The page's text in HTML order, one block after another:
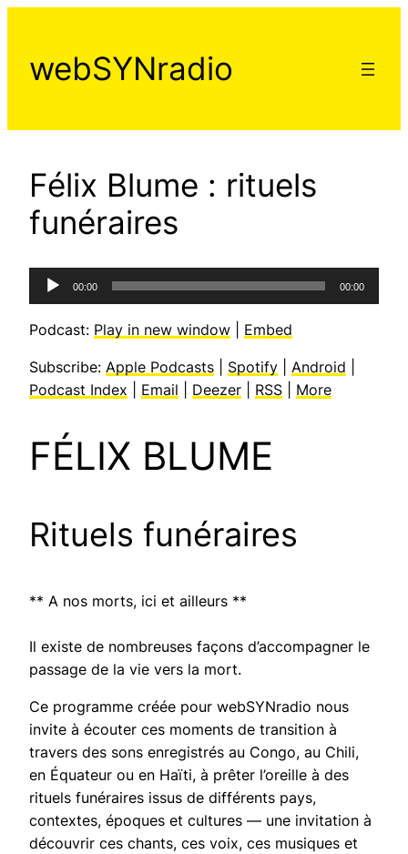
contenu
webSYNradio
Félix Blume : rituels
funéraires
Lecteur
audio
00:00 00:00
Podcast: Play in new window Embed
Subscribe: Apple Podcasts Spotify Android
Podcast Index
Email Deezer RSS More
FÉLIX BLUME
Rituels funéraires
** A nos morts, ici et ailleurs **
Il existe de nombreuses façons d’accompagner le
passage de la vie vers la mort.
Ce programme créée pour webSYNradio nous
invite à écouter ces moments de transition à
travers des sons enregistrés au Congo, au Chili,
en Équateur ou en Haïti, à prêter l’oreille à des
rituels funéraires issus de différents pays,
contextes, époques et cultures — une invitation à
découvrir ces chants, ces voix, ces musiques et